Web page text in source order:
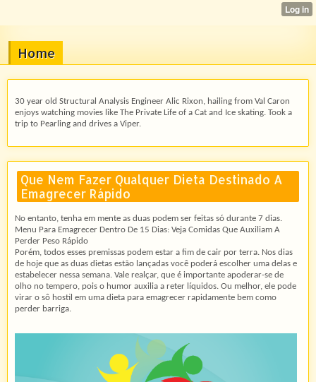
Home
30 year old Structural Analysis Engineer Alic Rixon, hailing from Val Caron
enjoys watching movies like The Private Life of a Cat and Ice skating. Took a
trip to Pearling and drives a Viper.
Que Nem Fazer Qualquer Dieta Destinado A
Emagrecer Rápido
No entanto, tenha em mente as duas podem ser feitas só durante 7 dias.
Menu Para Emagrecer Dentro De 15 Dias: Veja Comidas Que Auxiliam A
Perder Peso Rápido
Porém, todos esses premissas podem estar a fim de cair por terra. Nos dias
de hoje que as duas dietas estão lançadas você poderá escolher uma delas e
estabelecer nessa semana. Vale realçar, que é importante apoderar-se de
olho no tempero, pois o humor auxilia a reter líquidos. Ou melhor, ele pode
virar o sô hostil em uma dieta para emagrecer rapidamente bem como
perder barriga.